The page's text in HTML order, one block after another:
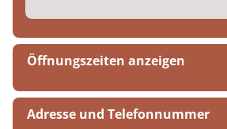
Öffnungszeiten anzeigen
Montag bis Donnerstag, 07:30
Freitag, 07:30 bis 16:00 Uhr
Adresse und Telefonnummer